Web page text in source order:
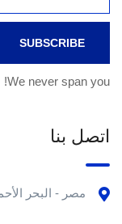
We never span you!
اتصل بنا
مصر - البحر